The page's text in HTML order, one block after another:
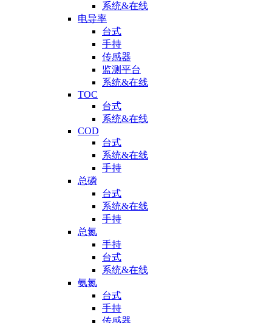
系统&在线
电导率
台式
手持
传感器
监测平台
系统&在线
TOC
台式
系统&在线
COD
台式
系统&在线
手持
总磷
台式
系统&在线
手持
总氮
手持
台式
系统&在线
氨氮
台式
手持
传感器